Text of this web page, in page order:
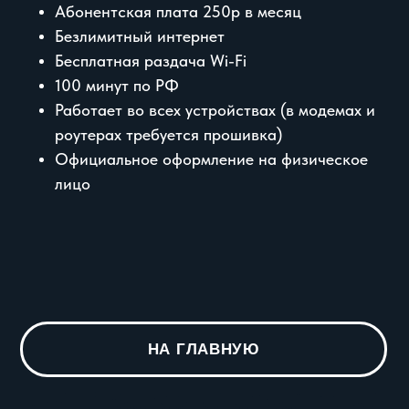
Абонентская плата 250р в месяц
Безлимитный интернет
Бесплатная раздача Wi-Fi
100 минут по РФ
Работает во всех устройствах (в модемах и
роутерах требуется прошивка)
Официальное оформление на физическое
лицо
НА ГЛАВНУЮ
Нужна консультация?